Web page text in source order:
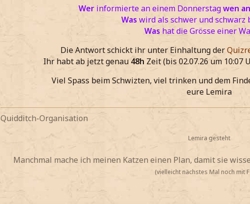
Wer informierte an einem Donnerstagwen
Was wird als schwer und schwarz
Was hat die Grösse einer
Die Antwort schickt ihr unter Einhaltung der
Ihr habt ab jetzt genau 48h Zeit (bis 02.07.26 um 10:07
Viel Spass beim Schwizten, viel trinken und dem
eure Lemira
Quidditch-Organisation
Lemira gesteht
Manchmal mache ich meinen Katzen einen Plan, damit sie
(vielleicht nächstes Mal noch mit